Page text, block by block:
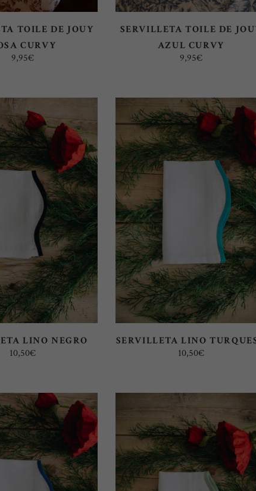
TOILE DE JOUY
CURVY
9,95€
SERVILLETA TOILE DE
AZUL CURVY
9,95€
OPTIONS
LINO NEGRO
10,50€
SELECT OPTIONS
SERVILLETA LINO
10,50€